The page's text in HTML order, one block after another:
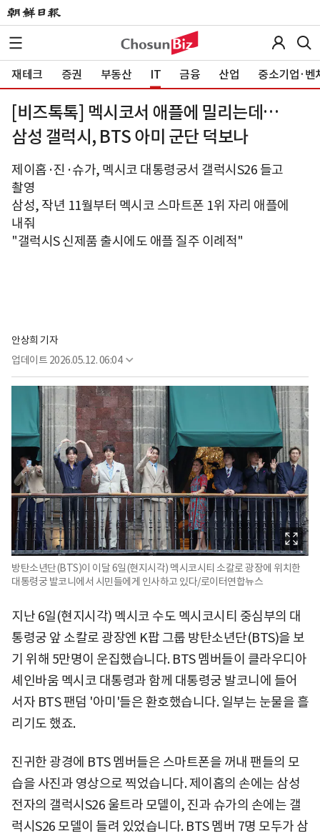
재테크 증권 부동산 IT 금융 산업 중소기업·벤
[비즈톡톡] 멕시코서 애플에 밀리는데…
삼성 갤럭시, BTS 아미 군단 덕보나
제이홉·진·슈가, 멕시코 대통령궁서 갤럭시S26 들고
촬영
삼성, 작년 11월부터 멕시코 스마트폰 1위 자리 애플에
내줘
"갤럭시S 신제품 출시에도 애플 질주 이례적"
안상희 기자
업데이트 2026.05.12. 06:04
방탄소년단(BTS)이 이달 6일(현지시각) 멕시코시티 소칼로 광장에 위치한
대통령궁 발코니에서 시민들에게 인사하고 있다/로이터연합뉴스
지난 6일(현지시각) 멕시코 수도 멕시코시티 중심부의 대
통령궁 앞 소칼로 광장엔 K팝 그룹 방탄소년단(BTS)을 보
기 위해 5만명이 운집했습니다. BTS 멤버들이 클라우디아
셰인바움 멕시코 대통령과 함께 대통령궁 발코니에 들어
서자 BTS 팬덤 '아미'들은 환호했습니다. 일부는 눈물을 흘
리기도 했죠.
진귀한 광경에 BTS 멤버들은 스마트폰을 꺼내 팬들의 모
습을 사진과 영상으로 찍었습니다. 제이홉의 손에는 삼성
전자의 갤럭시S26 울트라 모델이, 진과 슈가의 손에는 갤
럭시S26 모델이 들려 있었습니다. BTS 멤버 7명 모두가 삼